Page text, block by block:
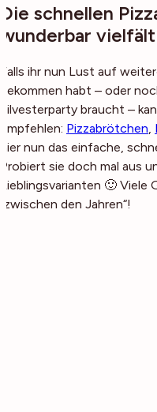
Die schnellen
wunderbar
Falls ihr nun Lust auf
bekommen habt – oder
Silvesterparty braucht –
empfehlen: Pizzabrötchen,
hier nun das einfache,
Probiert sie doch mal aus
Lieblingsvarianten 🙂
„zwischen den Jahren“!